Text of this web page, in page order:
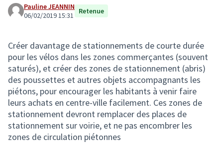
Pauline JEANNIN
06/02/2019 15:31
Retenue
Créer davantage de stationnements de courte durée
pour les vélos dans les zones commerçantes (souvent
saturés), et créer des zones de stationnement (abris)
des poussettes et autres objets accompagnants les
piétons, pour encourager les habitants à venir faire
leurs achats en centre-ville facilement. Ces zones de
stationnement devront remplacer des places de
stationnement sur voirie, et ne pas encombrer les
zones de circulation piétonnes